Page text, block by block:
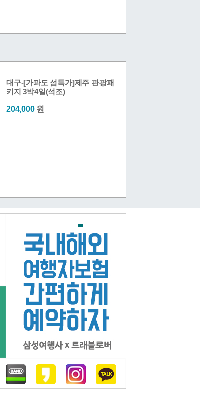
대구-[가파도 섬특가]제주 관광패
키지 3박4일(석조)
204,000 원